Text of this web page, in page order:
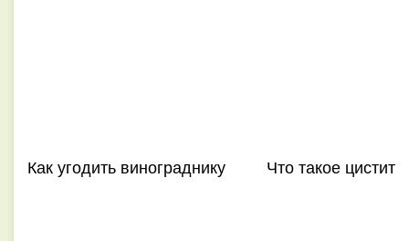
Как угодить винограднику Что такое цистит